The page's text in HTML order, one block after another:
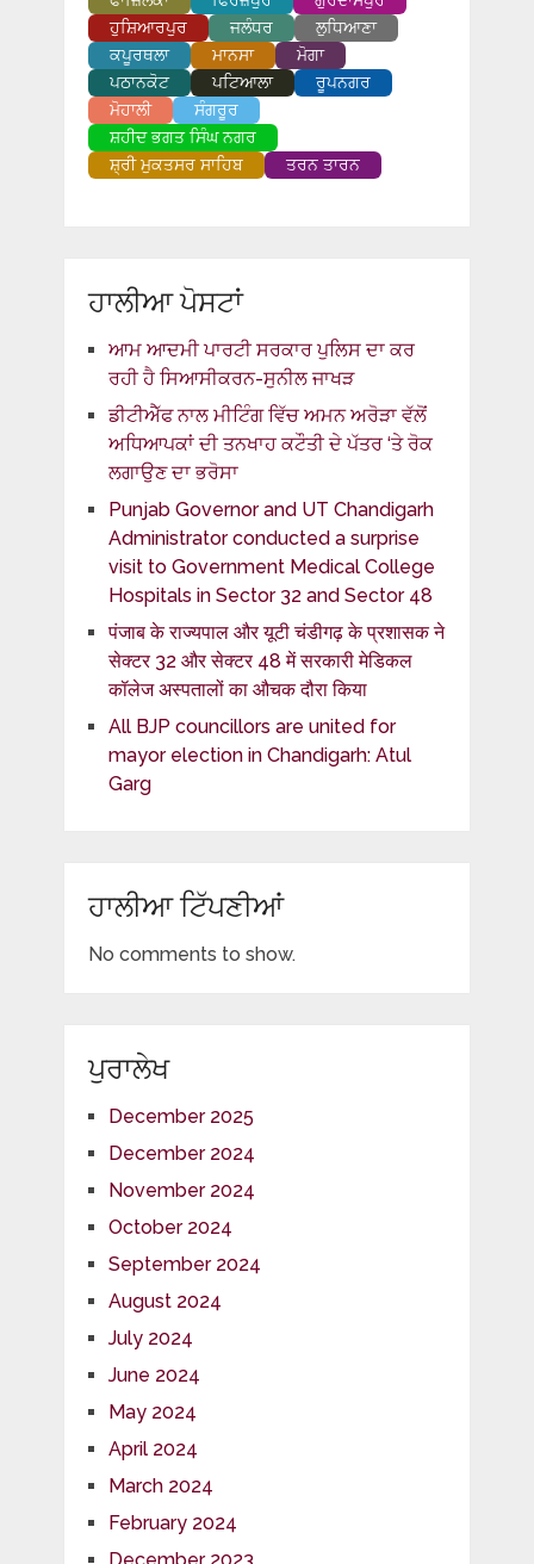
ਹੁਸ਼ਿਆਰਪੁਰ
ਜਲੰਧਰ
ਲੁਧਿਆਣਾ
ਕਪੂਰਥਲਾ
ਮਾਨਸਾ
ਮੋਗਾ
ਪਠਾਨਕੋਟ
ਪਟਿਆਲਾ
ਰੂਪਨਗਰ
ਮੋਹਾਲੀ
ਸੰਗਰੂਰ
ਸ਼ਹੀਦ ਭਗਤ ਸਿੰਘ ਨਗਰ
ਸ਼੍ਰੀ ਮੁਕਤਸਰ ਸਾਹਿਬ
ਤਰਨ ਤਾਰਨ
ਹਾਲੀਆ ਪੋਸਟਾਂ
ਆਮ ਆਦਮੀ ਪਾਰਟੀ ਸਰਕਾਰ ਪੁਲਿਸ ਦਾ ਕਰ
ਰਹੀ ਹੈ ਸਿਆਸੀਕਰਨ-ਸੁਨੀਲ ਜਾਖੜ
ਡੀਟੀਐੱਫ ਨਾਲ ਮੀਟਿੰਗ ਵਿੱਚ ਅਮਨ ਅਰੋੜਾ ਵੱਲੋਂ
ਅਧਿਆਪਕਾਂ ਦੀ ਤਨਖਾਹ ਕਟੌਤੀ ਦੇ ਪੱਤਰ ‘ਤੇ ਰੋਕ
ਲਗਾਉਣ ਦਾ ਭਰੋਸਾ
Punjab Governor and UT Chandigarh
Administrator conducted a surprise
visit to Government Medical College
Hospitals in Sector 32 and Sector 48
पंजाब के राज्यपाल और यूटी चंडीगढ़ के प्रशासक ने
सेक्टर 32 और सेक्टर 48 में सरकारी मेडिकल
कॉलेज अस्पतालों का औचक दौरा किया
All BJP councillors are united for
mayor election in Chandigarh: Atul
Garg
ਹਾਲੀਆ ਟਿੱਪਣੀਆਂ
No comments to show.
ਪੁਰਾਲੇਖ
December 2025
December 2024
November 2024
October 2024
September 2024
August 2024
July 2024
June 2024
May 2024
April 2024
March 2024
February 2024
December 2023